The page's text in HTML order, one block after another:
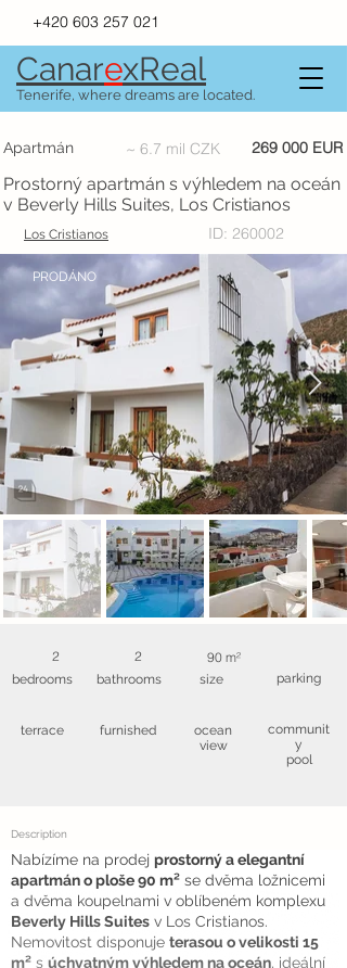
+420 603 257 021
CanarexReal
Tenerife, where dreams are located.
Apartmán ~ 6.7 mil CZK 269 000 EUR
Prostorný apartmán s výhledem na oceán
v Beverly Hills Suites, Los Cristianos
Los Cristianos ID: 260002
PRODÁNO
2
bedrooms
2
bathrooms
90 m²
size
terrace furnished
ocean
view
parking
communit
y
pool
Description
Nabízíme na prodej prostorný a elegantní
apartmán o ploše 90 m² se dvěma ložnicemi
a dvěma koupelnami v oblíbeném komplexu
Beverly Hills Suites v Los Cristianos.
Nemovitost disponuje terasou o velikosti 15
m² s úchvatným výhledem na oceán, ideální